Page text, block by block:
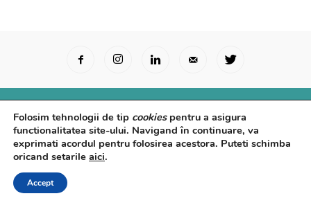
Surse Primare Analize Interviuri
Video
Rapoarte epidemiologice
Despre noi Confidențialitate
© Powered byControl F5
Folosim tehnologii de tip cookiespentru a asigura
functionalitatea site-ului. Navigand în continuare, va
exprimati acordul pentru folosirea acestora. Puteti schimba
oricand setarile aici.
Accept